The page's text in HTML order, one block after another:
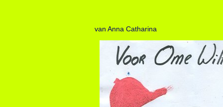
van Anna Catharina